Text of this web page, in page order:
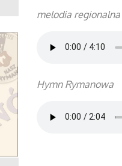
melodia regionalna
Hymn Rymanowa